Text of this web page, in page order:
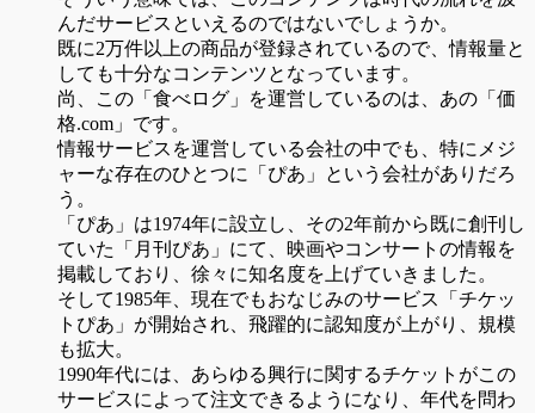
んだサービスといえるのではないでしょうか。
既に2万件以上の商品が登録されているので、情報量と
しても十分なコンテンツとなっています。
尚、この「食べログ」を運営しているのは、あの「価
格.com」です。
情報サービスを運営している会社の中でも、特にメジ
ャーな存在のひとつに「ぴあ」という会社がありだろ
う。
「ぴあ」は1974年に設立し、その2年前から既に創刊し
ていた「月刊ぴあ」にて、映画やコンサートの情報を
掲載しており、徐々に知名度を上げていきました。
そして1985年、現在でもおなじみのサービス「チケッ
トぴあ」が開始され、飛躍的に認知度が上がり、規模
も拡大。
1990年代には、あらゆる興行に関するチケットがこの
サービスによって注文できるようになり、年代を問わ